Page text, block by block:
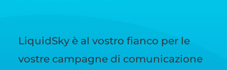
LiquidSky è al vostro fianco per le
vostre campagne di comunicazione